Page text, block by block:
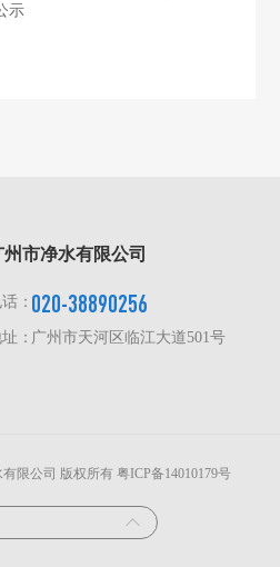
示
州市净水有限公司
话：020-38890256
： 广州市天河区临江大道501号
有限公司 版权所有 粤ICP备14010179号